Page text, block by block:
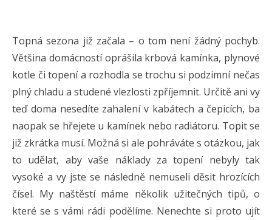
Topná sezona již začala – o tom není žádný pochyb.
Většina domácností oprášila krbová kamínka, plynové
kotle či topení a rozhodla se trochu si podzimní nečas
plný chladu a studené vlezlosti zpříjemnit. Určitě ani vy
teď doma nesedíte zahalení v kabátech a čepicích, ba
naopak se hřejete u kamínek nebo radiátoru. Topit se
již zkrátka musí. Možná si ale pohráváte s otázkou, jak
to udělat, aby vaše náklady za topení nebyly tak
vysoké a vy jste se následně nemuseli děsit hrozících
čísel. My naštěstí máme několik užitečných tipů, o
které se s vámi rádi podělíme. Nenechte si proto ujít